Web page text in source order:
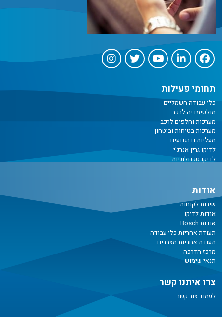
תחומי פעילות
כלי עבודה חשמליים
מולטימדיה לרכב
מערכות וחלפים לרכב
מערכות בטיחות וביטחון
מעליות ודרגנועים
לדיקו גרין אנרג'י
לדיקו טכנולוגיות
אודות
שירות לקוחות
אודות לדיקו
אודות Bosch
תעודת אחריות כלי עבודה
תעודת אחריות מצברים
מרכז הדרכה
תנאי שימוש
צרו איתנו קשר
לעמוד צור קשר